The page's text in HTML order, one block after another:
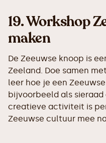
19.Workshop
maken
De Zeeuwse knoop is
Zeeland. Doe samen
leer hoe je een
bijvoorbeeld als
creatieve activiteit is
Zeeuwse cultuur mee